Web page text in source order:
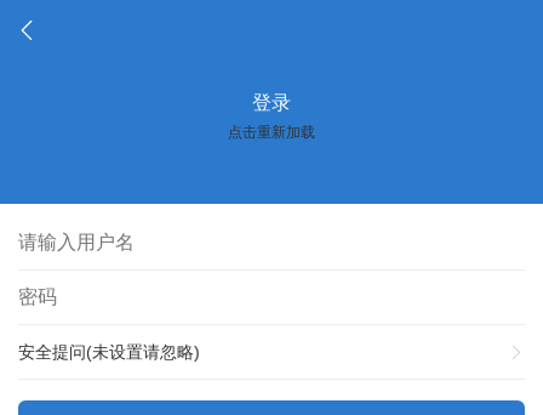
登录
点击重新加载
安全提问(未设置请忽略)